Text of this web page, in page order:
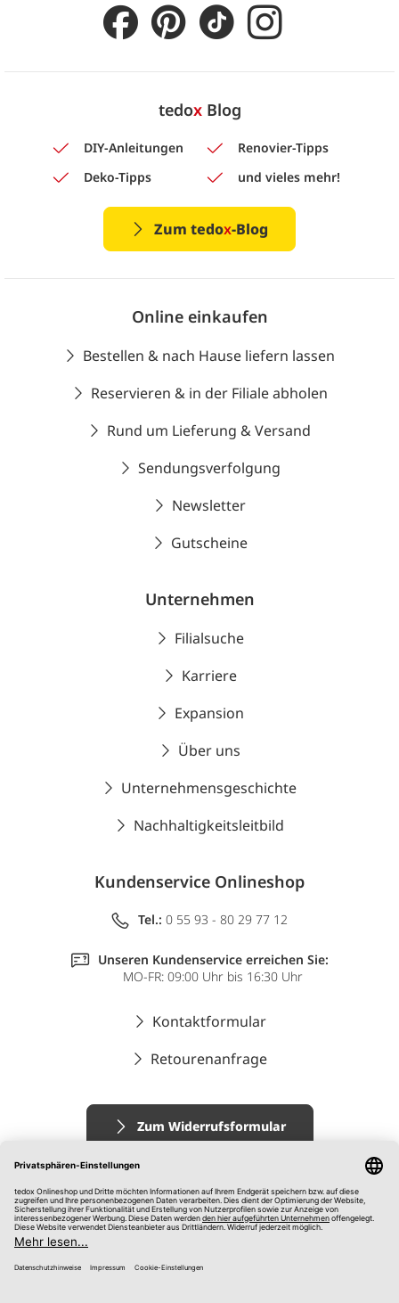
tedoxBlog
DIY-Anleitungen
Renovier-Tipps
Deko-Tipps
und vieles mehr!
Zum tedox-Blog
Online einkaufen
Bestellen & nach Hause liefern lassen
Reservieren & in der Filiale abholen
Rund um Lieferung & Versand
Sendungsverfolgung
Newsletter
Gutscheine
Unternehmen
Filialsuche
Karriere
Expansion
Über uns
Unternehmensgeschichte
Nachhaltigkeitsleitbild
Kundenservice Onlineshop
Tel.: 0 55 93 - 80 29 77 12
Unseren Kundenservice erreichen Sie:
MO-FR: 09:00 Uhr bis 16:30 Uhr
Kontaktformular
Retourenanfrage
Zum Widerrufsformular
Impressum
AGB
Datenschutz